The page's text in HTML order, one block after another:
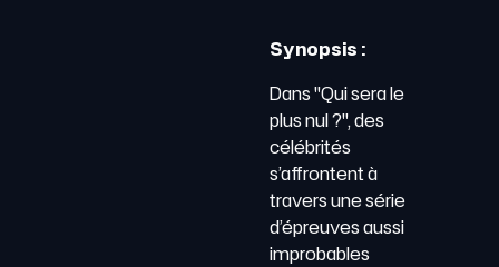
Synopsis :
Dans "Qui sera le
plus nul ?", des
célébrités
s’affrontent à
travers une série
d’épreuves aussi
improbables